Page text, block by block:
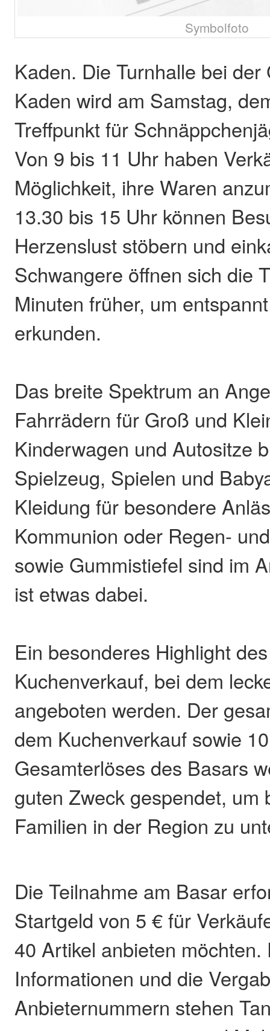
Symbolfoto
Kaden. Die Turnhalle bei
Kaden wird am Samstag,
Treffpunkt für
Von 9 bis 11 Uhr haben
Möglichkeit, ihre Waren
13.30 bis 15 Uhr können
Herzenslust stöbern und
Schwangere öffnen sich die
Minuten früher, um
erkunden.
Das breite Spektrum an
Fahrrädern für Groß und
Kinderwagen und Autositze
Spielzeug, Spielen und
Kleidung für besondere
Kommunion oder Regen-
sowie Gummistiefel sind im
ist etwas dabei.
Ein besonderes Highlight
Kuchenverkauf, bei dem
angeboten werden. Der
dem Kuchenverkauf sowie
Gesamterlöses des Basars
guten Zweck gespendet, um
Familien in der Region zu
Die Teilnahme am Basar
Startgeld von 5 € für
40 Artikel anbieten möchten.
Informationen und die
Anbieternummern stehen